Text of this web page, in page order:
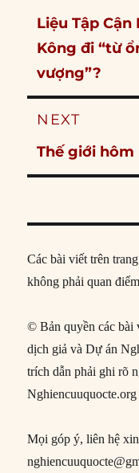
Previous
post:
Liệu Tập
Kông đi “từ
vượng”?
NEXT
Next
post:
Thế giới hôm
Các bài viết trên
không phải quan
© Bản quyền các bài
dịch giả và Dự án
trích dẫn phải ghi rõ
Nghiencuuquocte.org
Mọi góp ý, liên hệ